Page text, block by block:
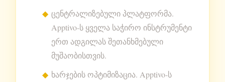
ცენტრალიზებული პლატფორმა.
Apptivo-ს ყველა საჭირო ინსტრუმენტი
ერთ ადგილას შეთანხმებული
მუშაობისთვის.
ხარჯების ოპტიმიზაცია. Apptivo-ს